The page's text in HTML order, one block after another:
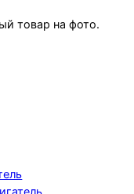
товар на фото.